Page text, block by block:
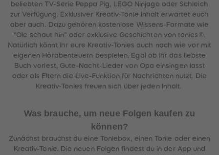
beliebten TV-Serie Peppa Pig, LEGO Ninjago oder Schleich
zur Verfügung. Exklusiver Kreativ-Tonie Inhalt erwartet euch
aber auch. Dazu gehören kostenlose Wissens-Formate wie
"Ole schaut hin" oder exklusive Geschichten von tonies®.
Natürlich könnt ihr eure Kreativ-Tonies auch nach wie vor mit
eigenen Hörabenteuern bespielen. Egal ob ihr das liebste
Buch vorlest, Gute-Nacht-Lieder von Opa einsingen lasst
oder als Eltern die Live-Funktion für Nachrichten nutzt. Die
Kreativ-Tonies freuen sich über jeden Inhalt.
Was brauche, um neue Folgen kaufen zu
können?
Zunächst brauchst du eine Toniebox, einen Tonie oder einen
Kreativ-Tonie. Die neuen Folgen findest du in der App und